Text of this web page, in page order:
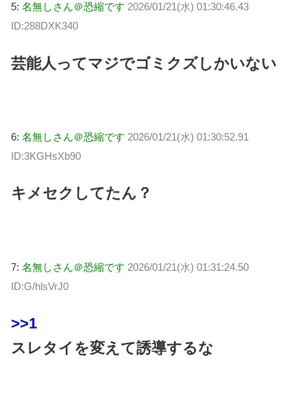
5: 名無しさん＠恐縮です 2026/01/21(水) 01:30:46.43
ID:288DXK340
芸能人ってマジでゴミクズしかいない
6: 名無しさん＠恐縮です 2026/01/21(水) 01:30:52.91
ID:3KGHsXb90
キメセクしてたん？
7: 名無しさん＠恐縮です 2026/01/21(水) 01:31:24.50
ID:G/hlsVrJ0
>>1
スレタイを変えて誘導するな